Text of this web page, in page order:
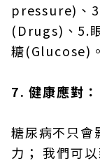
pressure)、
(Drugs)、5.
糖(Glucose)。
7. 健康應對：
糖尿病不只會
力； 我們可